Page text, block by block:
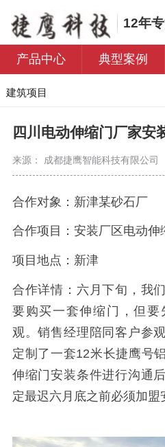
12年
产品中心 典型案例
建筑项目
学校
医院
四川电动伸缩门厂家安
来源： 成都捷鹰智能科技有限公司
合作对象 ： 新津某砂石厂
合作项目 ： 安装厂区电动伸
项目地点 ： 新津
合作详情 ： 六月下旬，我
要购买一套伸缩门，但
观。销售经理陪同客户参
定制了一套12米长捷鹰号
伸缩门安装条件进行沟通
定最迟六月底之前必须加盟